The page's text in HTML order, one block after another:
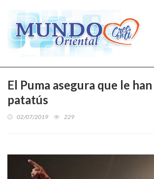
El Puma asegura que le
patatús
02/07/2019 229